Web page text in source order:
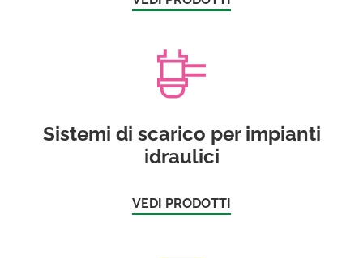
Sistemi di scarico per impianti
idraulici
VEDI PRODOTTI